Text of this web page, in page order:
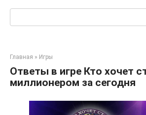
Поиск:
Главная » Игры
Ответы в игре Кто хочет
миллионером за сегодня